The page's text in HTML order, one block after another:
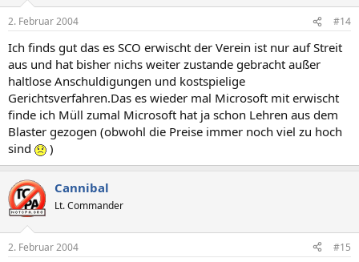
2. Februar 2004 #14
Ich finds gut das es SCO erwischt der Verein ist nur auf Streit
aus und hat bisher nichs weiter zustande gebracht außer
haltlose Anschuldigungen und kostspielige
Gerichtsverfahren.Das es wieder mal Microsoft mit erwischt
finde ich Müll zumal Microsoft hat ja schon Lehren aus dem
Blaster gezogen (obwohl die Preise immer noch viel zu hoch
sind
)
Cannibal
Lt. Commander
2. Februar 2004 #15